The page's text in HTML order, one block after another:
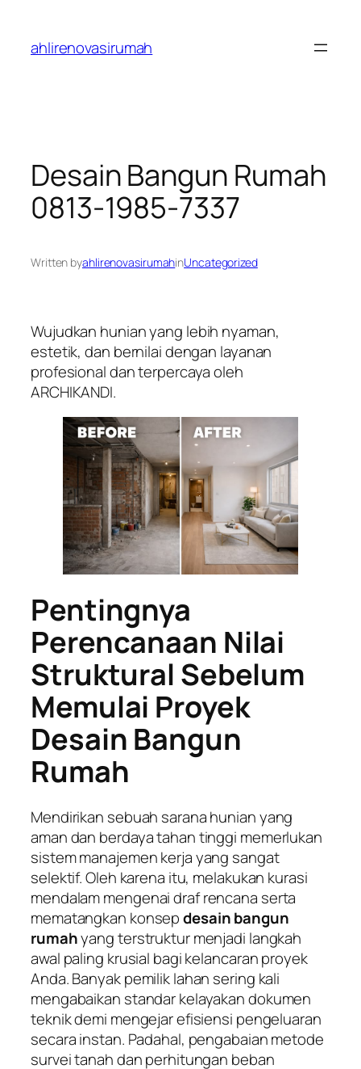
content
ahlirenovasirumah
Desain Bangun Rumah
0813-1985-7337
Written byahlirenovasirumahinUncategorized
Wujudkan hunian yang lebih nyaman,
estetik, dan bernilai dengan layanan
profesional dan terpercaya oleh
ARCHIKANDI.
Pentingnya
Perencanaan Nilai
Struktural Sebelum
Memulai Proyek
Desain Bangun
Rumah
Mendirikan sebuah sarana hunian yang
aman dan berdaya tahan tinggi memerlukan
sistem manajemen kerja yang sangat
selektif. Oleh karena itu, melakukan kurasi
mendalam mengenai draf rencana serta
mematangkan konsepdesain bangun
rumahyang terstruktur menjadi langkah
awal paling krusial bagi kelancaran proyek
Anda. Banyak pemilik lahan sering kali
mengabaikan standar kelayakan dokumen
teknik demi mengejar efisiensi pengeluaran
secara instan. Padahal, pengabaian metode
survei tanah dan perhitungan beban